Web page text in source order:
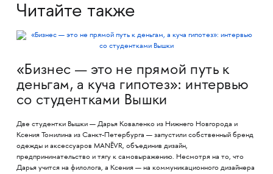
Читайте также
«Бизнес — это не прямой путь к
деньгам, а куча гипотез»: интервью
со студентками Вышки
Две студентки Вышки — Дарья Коваленко из Нижнего Новгорода и
Ксения Томилина из Санкт-Петербурга — запустили собственный бренд
одежды и аксессуаров MANĒVR, объединив дизайн,
предпринимательство и тягу к самовыражению. Несмотря на то, что
Дарья учится на филолога, а Ксения — на коммуникационного дизайнера